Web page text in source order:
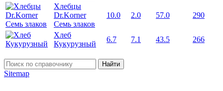
Хлебцы
Dr.Korner
Семь злаков
10.0 2.0 57.0 290
Хлеб
Кукурузный
6.7 7.1 43.5 266
Найти
Sitemap